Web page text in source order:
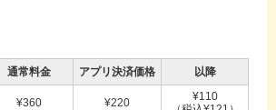
通常料金 アプリ決済価格 以降
¥360
¥220
¥110